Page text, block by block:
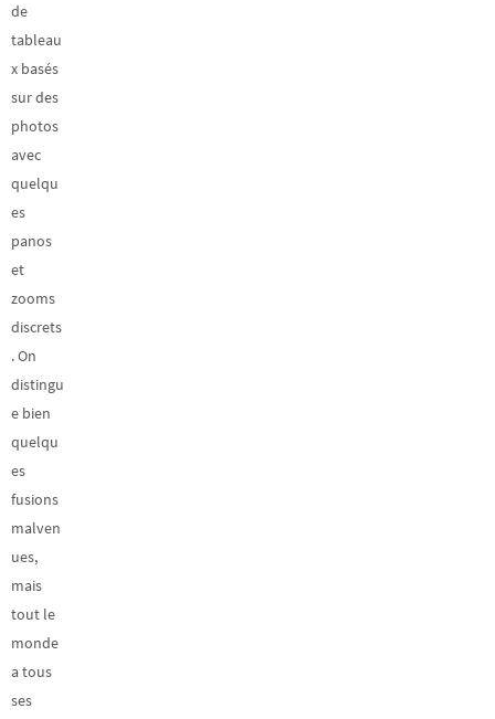
de
tableau
x basés
sur des
photos
avec
quelqu
es
panos
et
zooms
discrets
. On
distingu
e bien
quelqu
es
fusions
malven
ues,
mais
tout le
monde
a tous
ses